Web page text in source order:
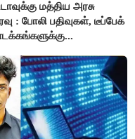
மத்திய அரசு
: போலி பதிவுகள், டீப்பேக்